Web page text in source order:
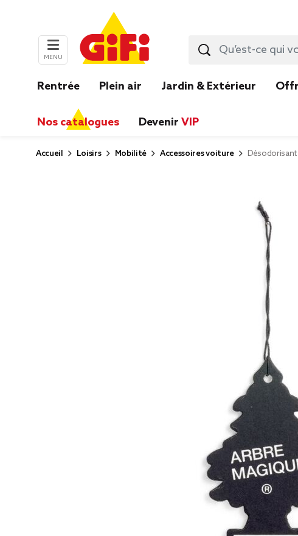
MENU
Rentrée Plein air Jardin & Extérieur
Nos catalogues Devenir VIP
Accueil Loisirs Mobilité Accessoires voiture Désodorisant